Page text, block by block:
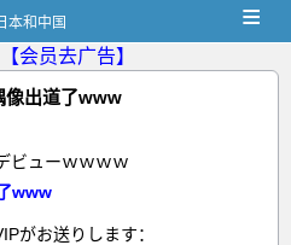
本和中国 ≡
【会员去广告】
像出道了www
ビューｗｗｗｗ
www
がお送りします：